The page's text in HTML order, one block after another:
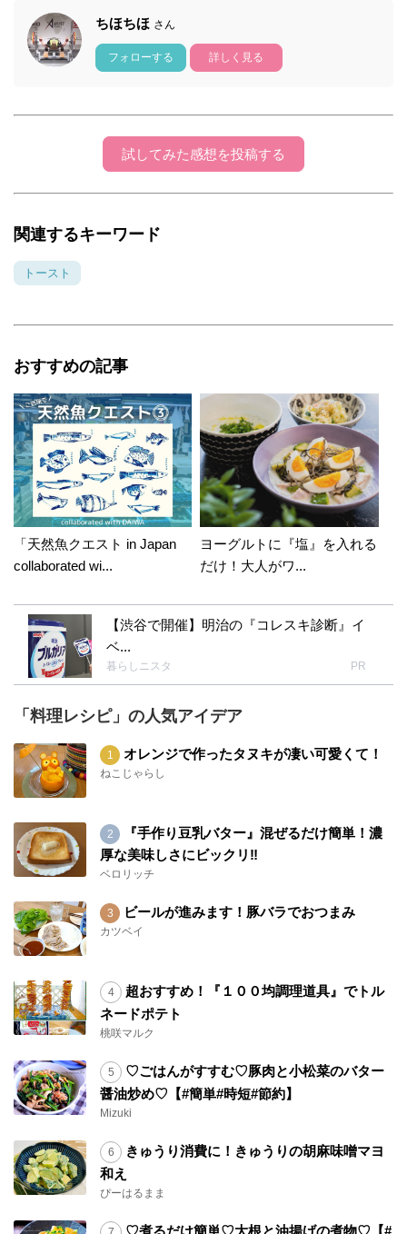
ちほちほ さん
フォローする 詳しく見る
試してみた感想を投稿する
関連するキーワード
トースト
おすすめの記事
「天然魚クエスト in Japan
collaborated wi...
ヨーグルトに『塩』を入れる
だけ！大人がワ...
【渋谷で開催】明治の『コレスキ診断』イ
ベ...
暮らしニスタ PR
「料理レシピ」の人気アイデア
オレンジで作ったタヌキが凄い可愛くて！
ねこじゃらし
『手作り豆乳バター』混ぜるだけ簡単！濃
厚な美味しさにビックリ‼︎
ベロリッチ
ビールが進みます！豚バラでおつまみ
カツベイ
超おすすめ！『１００均調理道具』でトル
ネードポテト
桃咲マルク
♡ごはんがすすむ♡豚肉と小松菜のバター
醤油炒め♡【#簡単#時短#節約】
Mizuki
きゅうり消費に！きゅうりの胡麻味噌マヨ
和え
ぴーはるまま
♡煮るだけ簡単♡大根と油揚げの煮物♡【#